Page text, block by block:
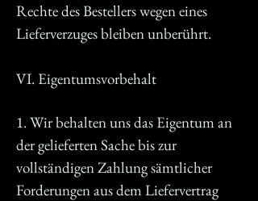
Rechte des Bestellers wegen eines
Lieferverzuges bleiben unberührt.
VI. Eigentumsvorbehalt
1. Wir behalten uns das Eigentum an
der gelieferten Sache bis zur
vollständigen Zahlung sämtlicher
Forderungen aus dem Liefervertrag